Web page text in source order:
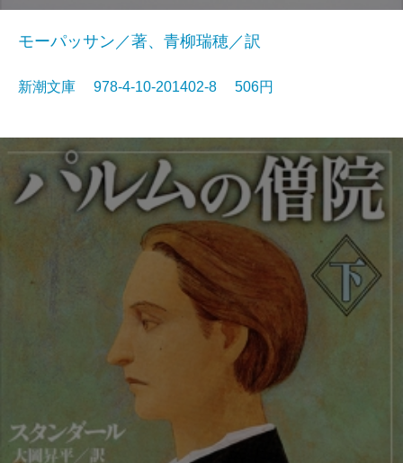
モーパッサン／著、青柳瑞穂／訳
新潮文庫 978-4-10-201402-8 506円